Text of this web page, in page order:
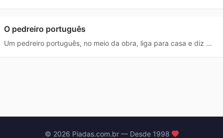
O pedreiro português
Um pedreiro português, no meio da obra, liga para casa e diz …
© 2026 Piadas.com.br — Desde 1998